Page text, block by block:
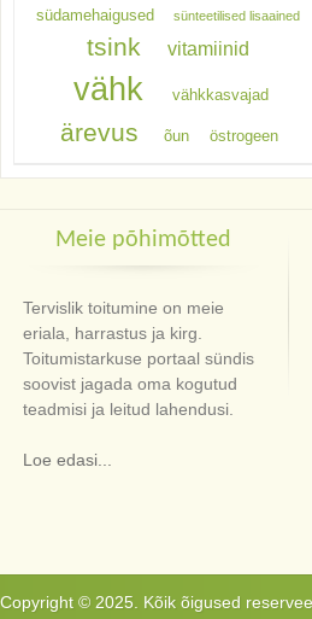
südamehaigused sünteetilised lisaained
tsink vitamiinid
vähk vähkkasvajad
ärevus õun östrogeen
Meie põhimõtted
Tervislik toitumine on meie
eriala, harrastus ja kirg.
Toitumistarkuse portaal sündis
soovist jagada oma kogutud
teadmisi ja leitud lahendusi.
Loe edasi...
Copyright © 2025. Kõik õigused